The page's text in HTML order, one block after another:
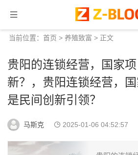
当前位置： 首页 > 养殖致富 > 正文
贵阳的连锁经营，国家
新？，贵阳连锁经营，
是民间创新引领？
马斯克 2025-01-06 04:52:57